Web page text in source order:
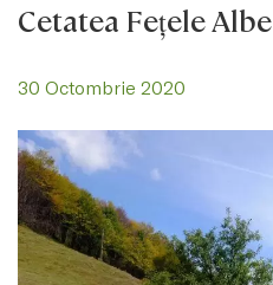
Cetatea Feţele Albe
30 Octombrie 2020